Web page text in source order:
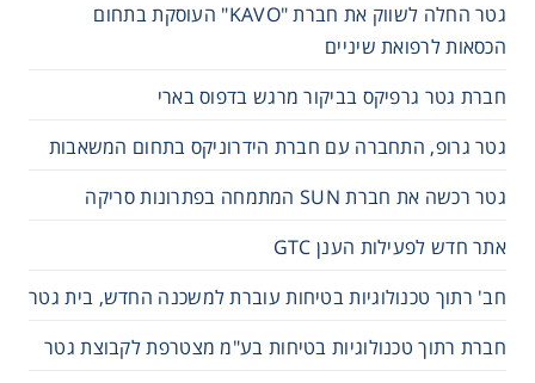
גטר החלה לשווק את חברת "KAVO" העוסקת בתחום
הכסאות לרפואת שיניים
חברת גטר גרפיקס בביקור מרגש בדפוס בארי
גטר גרופ, התחברה עם חברת הידרוניקס בתחום המשאבות
גטר רכשה את חברת SUN המתמחה בפתרונות סריקה
אתר חדש לפעילות הענן GTC
חב' רתוך טכנולוגיות בטיחות עוברת למשכנה החדש, בית גטר
חברת רתוך טכנולוגיות בטיחות בע"מ מצטרפת לקבוצת גטר